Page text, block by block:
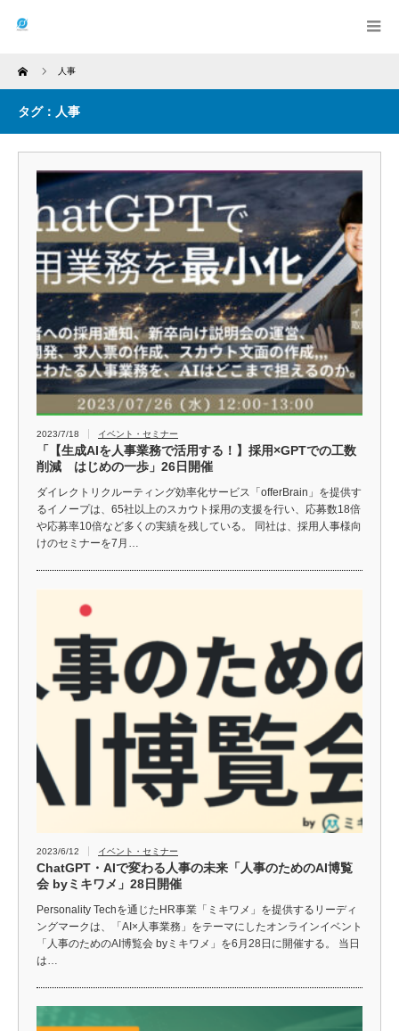
Home 人事
タグ：人事
2023/7/18 イベント・セミナー
「【生成AIを人事業務で活用する！】採用×GPTでの工数
削減 はじめの一歩」26日開催
ダイレクトリクルーティング効率化サービス「offerBrain」を提供す
るイノープは、65社以上のスカウト採用の支援を行い、応募数18倍
や応募率10倍など多くの実績を残している。 同社は、採用人事様向
けのセミナーを7月…
2023/6/12 イベント・セミナー
ChatGPT・AIで変わる人事の未来「人事のためのAI博覧
会 byミキワメ」28日開催
Personality Techを通じたHR事業「ミキワメ」を提供するリーディ
ングマークは、「AI×人事業務」をテーマにしたオンラインイベント
「人事のためのAI博覧会 byミキワメ」を6月28日に開催する。 当日
は…